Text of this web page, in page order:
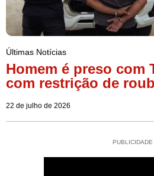
Últimas Notícias
Homem é preso com
com restrição de
22 de julho de 2026
PUBLICIDADE